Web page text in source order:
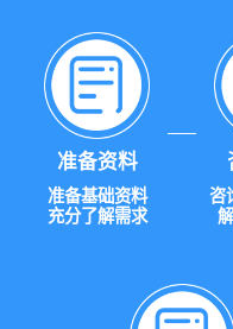
准备资料
准备基础资料
充分了解需求
咨